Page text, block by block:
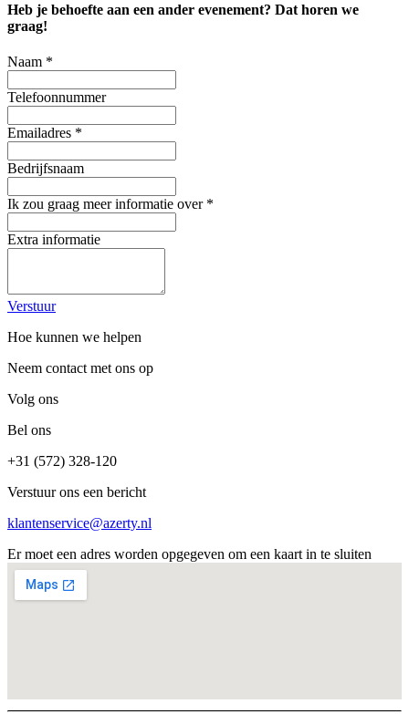
Heb je behoefte aan een ander evenement? Dat horen we
graag!
Naam *
Telefoonnummer
Emailadres *
Bedrijfsnaam
Ik zou graag meer informatie over *
Extra informatie
Verstuur
Hoe kunnen we helpen
Neem contact met ons op
Volg ons
Bel ons
+31 (572) 328-120
Verstuur ons een bericht
klantenservice@azerty.nl
Er moet een adres worden opgegeven om een kaart in te sluiten